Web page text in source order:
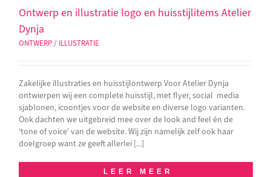
Ontwerp en illustratie logo en huisstijlitems Atelier
Dynja
ONTWERP / ILLUSTRATIE
Zakelijke illustraties en huisstijlontwerp Voor Atelier Dynja
ontwierpen wij een complete huisstijl, met flyer, social media
sjablonen, icoontjes voor de website en diverse logo varianten.
Ook dachten we uitgebreid mee over de look and feel én de
'tone of voice' van de website. Wij zijn namelijk zelf ook haar
doelgroep want ze geeft allerlei [...]
LEER MEER